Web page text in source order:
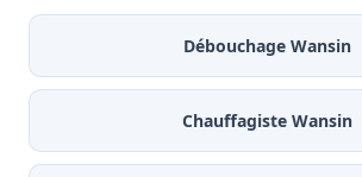
Débouchage Wansin
Chauffagiste Wansin